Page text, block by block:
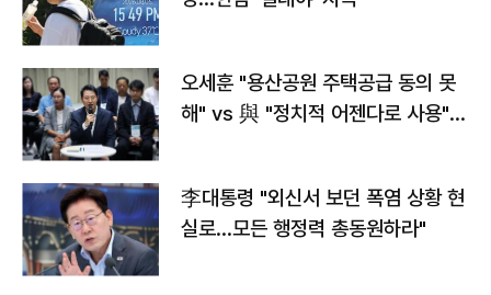
오세훈 "용산공원 주택공급 동의 못
해" vs 與 "정치적 어젠다로 사용"
李대통령 "외신서 보던 폭염 상황 현
실로…모든 행정력 총동원하라"